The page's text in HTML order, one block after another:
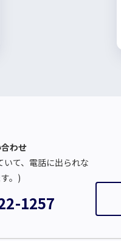
わせ
いて、電話に出られな
。)
1257